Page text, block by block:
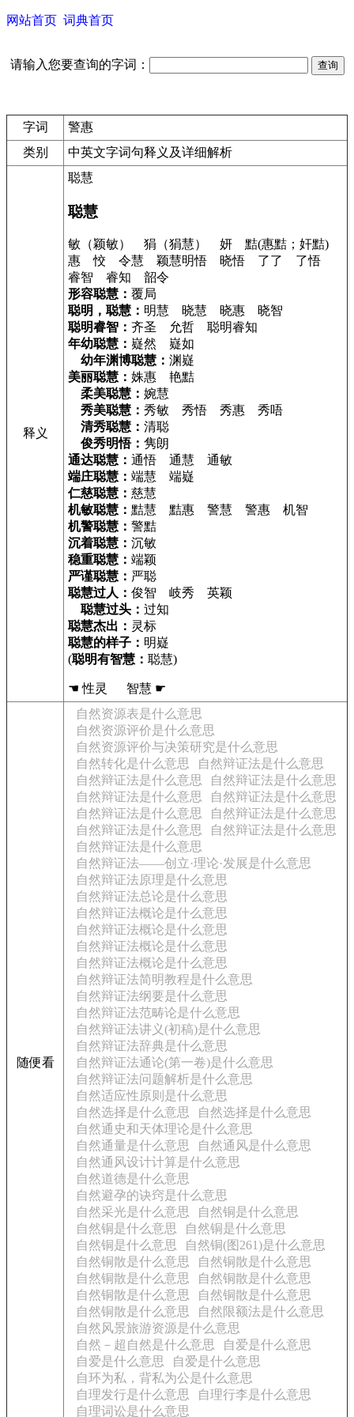
网站首页 词典首页
请输入您要查询的字词：
字词
警惠
类别
中英文字词句释义及详细解析
释义
聪慧
聪慧
敏（颖敏） 狷（狷慧） 妍 黠(惠黠；奸黠)
惠 恔 令慧 颖慧明悟 晓悟 了了 了悟
睿智 睿知 韶令
形容聪慧： 覆局
聪明，聪慧： 明慧 晓慧 晓惠 晓智
聪明睿智： 齐圣 允哲 聪明睿知
年幼聪慧： 嶷然 嶷如
幼年渊博聪慧： 渊嶷
美丽聪慧： 姝惠 艳黠
柔美聪慧： 婉慧
秀美聪慧： 秀敏 秀悟 秀惠 秀唔
清秀聪慧： 清聪
俊秀明悟： 隽朗
通达聪慧： 通悟 通慧 通敏
端庄聪慧： 端慧 端嶷
仁慈聪慧： 慈慧
机敏聪慧： 黠慧 黠惠 警慧 警惠 机智
机警聪慧： 警黠
沉着聪慧： 沉敏
稳重聪慧： 端颖
严谨聪慧： 严聪
聪慧过人： 俊智 岐秀 英颖
聪慧过头： 过知
聪慧杰出： 灵标
聪慧的样子： 明嶷
(聪明有智慧： 聪慧)
☚ 性灵 智慧 ☛
随便看
自然资源表是什么意思
自然资源评价是什么意思
自然资源评价与决策研究是什么意思
自然转化是什么意思
自然辩证法是什么意思
自然辩证法是什么意思
自然辩证法是什么意思
自然辩证法是什么意思
自然辩证法是什么意思
自然辩证法是什么意思
自然辩证法是什么意思
自然辩证法是什么意思
自然辩证法是什么意思
自然辩证法是什么意思
自然辩证法——创立·理论·发展是什么意思
自然辩证法原理是什么意思
自然辩证法总论是什么意思
自然辩证法概论是什么意思
自然辩证法概论是什么意思
自然辩证法概论是什么意思
自然辩证法概论是什么意思
自然辩证法简明教程是什么意思
自然辩证法纲要是什么意思
自然辩证法范畴论是什么意思
自然辩证法讲义(初稿)是什么意思
自然辩证法辞典是什么意思
自然辩证法通论(第一卷)是什么意思
自然辩证法问题解析是什么意思
自然适应性原则是什么意思
自然选择是什么意思
自然选择是什么意思
自然通史和天体理论是什么意思
自然通量是什么意思
自然通风是什么意思
自然通风设计计算是什么意思
自然道德是什么意思
自然避孕的诀窍是什么意思
自然采光是什么意思
自然铜是什么意思
自然铜是什么意思
自然铜是什么意思
自然铜是什么意思
自然铜(图261)是什么意思
自然铜散是什么意思
自然铜散是什么意思
自然铜散是什么意思
自然铜散是什么意思
自然铜散是什么意思
自然铜散是什么意思
自然铜散是什么意思
自然限额法是什么意思
自然风景旅游资源是什么意思
自然－超自然是什么意思
自爱是什么意思
自爱是什么意思
自爱是什么意思
自环为私，背私为公是什么意思
自理发行是什么意思
自理行李是什么意思
自理词讼是什么意思